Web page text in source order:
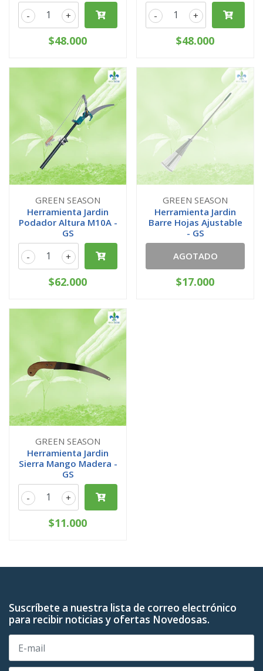
+
-
$48.000
+
-
$48.000
GREEN SEASON
Herramienta Jardin
Podador Altura M10A -
GS
+
-
$62.000
GREEN SEASON
Herramienta Jardin
Barre Hojas Ajustable
- GS
AGOTADO
$17.000
GREEN SEASON
Herramienta Jardin
Sierra Mango Madera -
GS
+
-
$11.000
Suscríbete a nuestra lista de correo electrónico
para recibir noticias y ofertas Novedosas.